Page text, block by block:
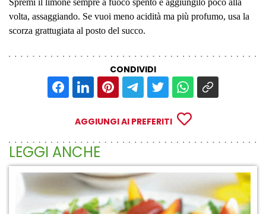
volta, assaggiando. Se vuoi meno acidità ma più profumo, usa la
scorza grattugiata al posto del succo.
CONDIVIDI
AGGIUNGI AI PREFERITI
LEGGI ANCHE